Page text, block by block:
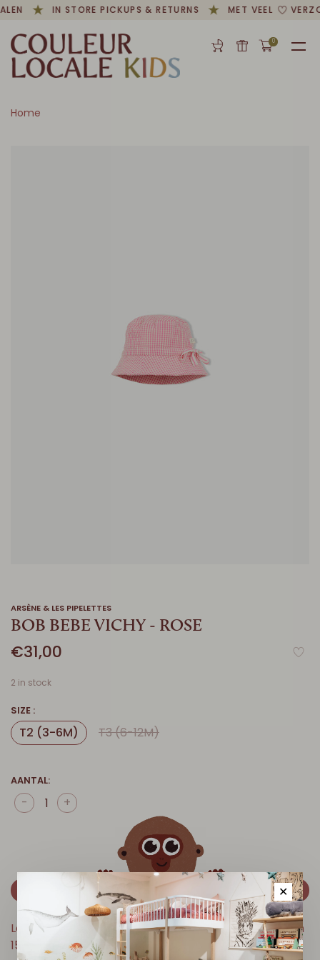
IN STORE PICKUPS & RETURNS MET VEEL
0
Home
ARSÈNE & LES PIPELETTES
BOB BEBE VICHY - ROSE
€31,00
2 in stock
SIZE :
T2 (3-6M) T3 (6-12M)
AANTAL:
+
-
VOEG TOE AAN WINKELMANDJE
Levertijd: 2-5 werkdagen // Gratis verzending boven
150 € in België
✕